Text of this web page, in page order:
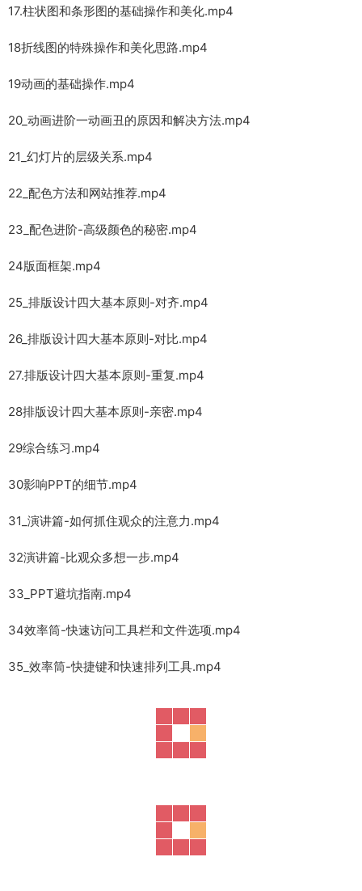
17.柱状图和条形图的基础操作和美化.mp4
18折线图的特殊操作和美化思路.mp4
19动画的基础操作.mp4
20_动画进阶一动画丑的原因和解决方法.mp4
21_幻灯片的层级关系.mp4
22_配色方法和网站推荐.mp4
23_配色进阶-高级颜色的秘密.mp4
24版面框架.mp4
25_排版设计四大基本原则-对齐.mp4
26_排版设计四大基本原则-对比.mp4
27.排版设计四大基本原则-重复.mp4
28排版设计四大基本原则-亲密.mp4
29综合练习.mp4
30影响PPT的细节.mp4
31_演讲篇-如何抓住观众的注意力.mp4
32演讲篇-比观众多想一步.mp4
33_PPT避坑指南.mp4
34效率筒-快速访问工具栏和文件选项.mp4
35_效率筒-快捷键和快速排列工具.mp4